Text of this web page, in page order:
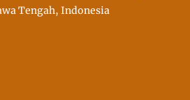
Tengah, Indonesia